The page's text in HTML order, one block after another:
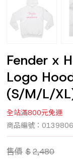
Fender x
Logo
(S/M/L/
全站滿800元免運
商品編號：
售價 $2,480